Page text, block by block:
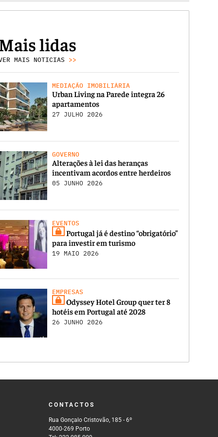
lidas
MAIS NOTICIAS >>
MEDIAÇÃO IMOBILIÁRIA
Urban Living na Parede integra 26
apartamentos
27 JULHO 2026
GOVERNO
Alterações à lei das heranças
incentivam acordos entre herdeiros
05 JUNHO 2026
EVENTOS
Portugal já é destino “obrigatório”
para investir em turismo
19 MAIO 2026
EMPRESAS
Odyssey Hotel Group quer ter 8
hotéis em Portugal até 2028
26 JUNHO 2026
CONTACTOS
Rua Gonçalo Cristovão, 185 - 6º
4000-269 Porto